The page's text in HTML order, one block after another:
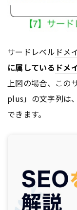
サードレベル ドメ
に属している ドメ
上図の場合、この
plus」の文字列は
できます。